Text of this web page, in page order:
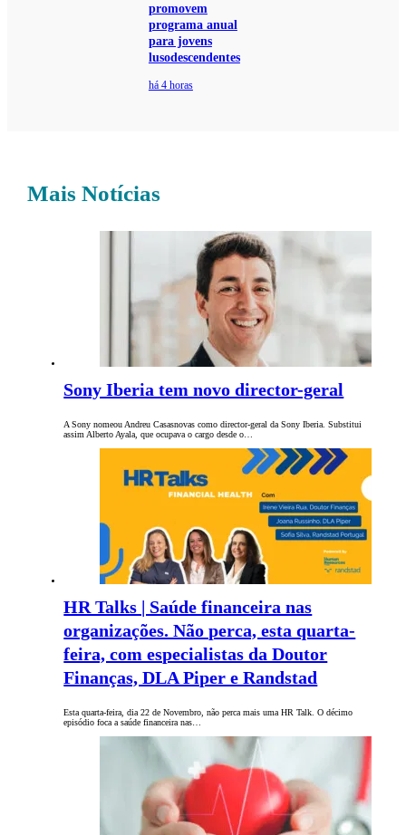
promovem
programa anual
para jovens
lusodescendentes
há 4 horas
Mais Notícias
Sony Iberia tem novo director-geral
A Sony nomeou Andreu Casasnovas como director-geral da Sony Iberia. Substitui
assim Alberto Ayala, que ocupava o cargo desde o…
HR Talks | Saúde financeira nas
organizações. Não perca, esta quarta-
feira, com especialistas da Doutor
Finanças, DLA Piper e Randstad
Esta quarta-feira, dia 22 de Novembro, não perca mais uma HR Talk. O décimo
episódio foca a saúde financeira nas…